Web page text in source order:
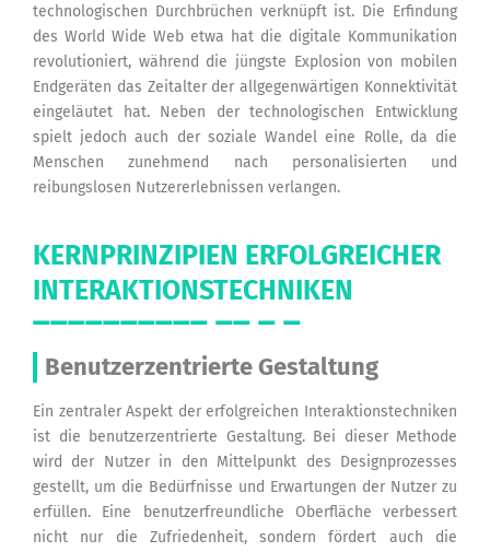
technologischen Durchbrüchen verknüpft ist. Die Erfindung
des World Wide Web etwa hat die digitale Kommunikation
revolutioniert, während die jüngste Explosion von mobilen
Endgeräten das Zeitalter der allgegenwärtigen Konnektivität
eingeläutet hat. Neben der technologischen Entwicklung
spielt jedoch auch der soziale Wandel eine Rolle, da die
Menschen zunehmend nach personalisierten und
reibungslosen Nutzererlebnissen verlangen.
KERNPRINZIPIEN ERFOLGREICHER
INTERAKTIONSTECHNIKEN
Benutzerzentrierte Gestaltung
Ein zentraler Aspekt der erfolgreichen Interaktionstechniken
ist die benutzerzentrierte Gestaltung. Bei dieser Methode
wird der Nutzer in den Mittelpunkt des Designprozesses
gestellt, um die Bedürfnisse und Erwartungen der Nutzer zu
erfüllen. Eine benutzerfreundliche Oberfläche verbessert
nicht nur die Zufriedenheit, sondern fördert auch die